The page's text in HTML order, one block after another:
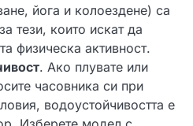
йога и колоездене) са
тези, които искат да
физическа активност.
. Ако плувате или
часовника си при
водоустойчивостта е